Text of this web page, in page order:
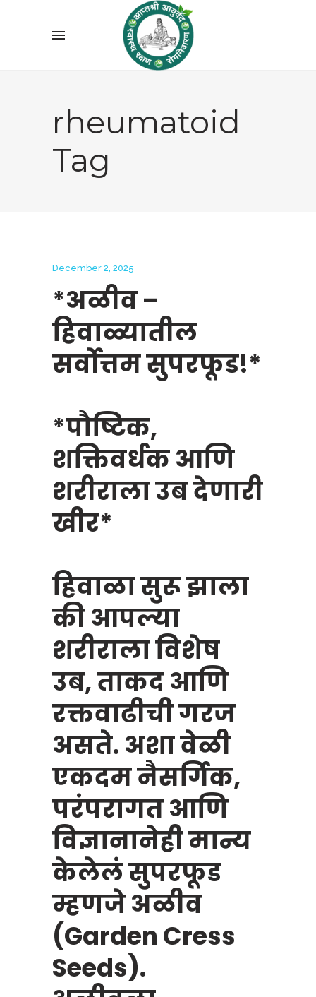
rheumatoid
Tag
December 2, 2025
*अळीव –
हिवाळ्यातील
सर्वोत्तम सुपरफूड!*
*पौष्टिक,
शक्तिवर्धक आणि
शरीराला उब देणारी
खीर*
हिवाळा सुरू झाला
की आपल्या
शरीराला विशेष
उब, ताकद आणि
रक्तवाढीची गरज
असते. अशा वेळी
एकदम नैसर्गिक,
परंपरागत आणि
विज्ञानानेही मान्य
केलेलं सुपरफूड
म्हणजे अळीव
(Garden Cress
Seeds).